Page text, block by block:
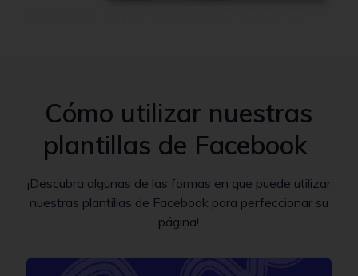
Cómo utilizar nuestras
plantillas de Facebook
¡Descubra algunas de las formas en que puede utilizar
nuestras plantillas de Facebook para perfeccionar su
página!